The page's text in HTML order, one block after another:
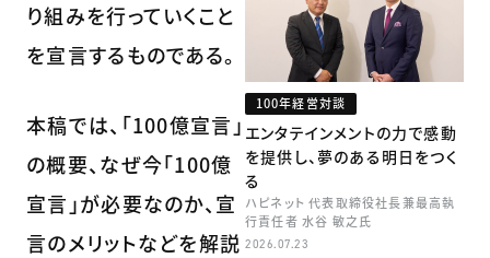
り組みを行っていくこと
を宣言するものである。
本稿では、「100億宣言」
の概要、なぜ今「100億
宣言」が必要なのか、宣
言のメリットなどを解説
100年経営対談
エンタテインメントの力で感動
を提供し、夢のある明日をつく
る
ハピネット 代表取締役社長兼最高執
行責任者 水谷 敏之氏
2026.07.23